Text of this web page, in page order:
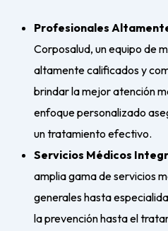
Profesionales
Corposalud, un equipo de
altamente calificados y
brindar la mejor atención
enfoque personalizado
un tratamiento efectivo.
Servicios Médicos
amplia gama de servicios
generales hasta
la prevención hasta el